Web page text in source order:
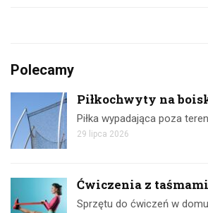
Polecamy
Piłkochwyty na
Piłka wypadająca poza
29 lipca 2026
Ćwiczenia z
Sprzętu do ćwiczeń w